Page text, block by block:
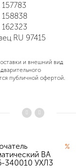
RU 97415
и внешний вид
публичной офертой.
ВА
340010 УХЛ3
%